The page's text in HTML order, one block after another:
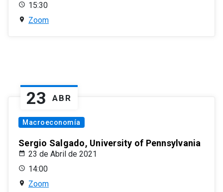
15:30
Zoom
23 ABR
Macroeconomía
Sergio Salgado, University of Pennsylvania
23 de Abril de 2021
14:00
Zoom